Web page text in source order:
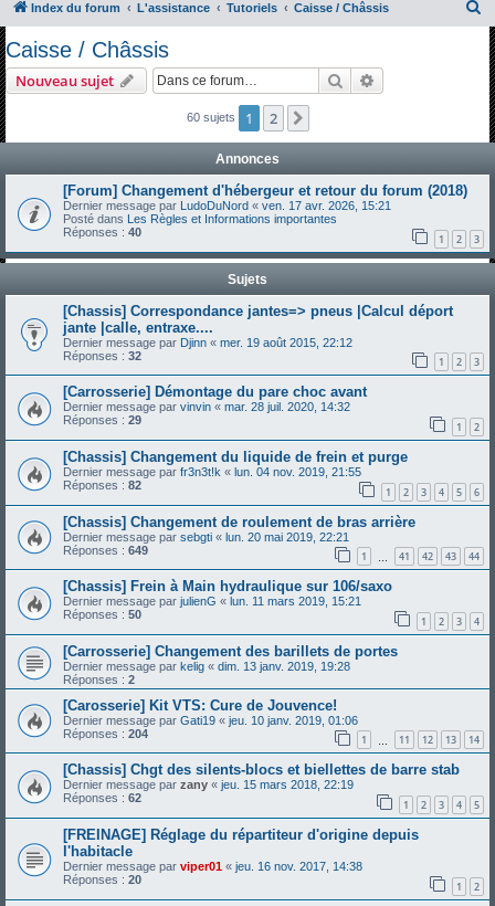
Index du forum L'assistance Tutoriels Caisse / Châssis
r
Caisse / Châssis
Nouveau sujet RechercherRecherche
60 sujets 1 2
Annonces
[Forum] Changement d'hébergeur et retour du forum (2018)
Dernier message par LudoDuNord « ven. 17 avr. 2026, 15:21
Posté dans Les Règles et Informations importantes
Réponses : 40 1 2 3
Sujets
[Chassis] Correspondance jantes=> pneus |Calcul déport
jante |calle, entraxe....
Dernier message par Djinn « mer. 19 août 2015, 22:12
Réponses : 32 1 2 3
[Carrosserie] Démontage du pare choc avant
Dernier message par vinvin « mar. 28 juil. 2020, 14:32
Réponses : 29 1 2
[Chassis] Changement du liquide de frein et purge
Dernier message par fr3n3t!k « lun. 04 nov. 2019, 21:55
Réponses : 82 1 2 3 4 5 6
[Chassis] Changement de roulement de bras arrière
Dernier message par sebgti « lun. 20 mai 2019, 22:21
Réponses : 649 1 41 42 43 44
[Chassis] Frein à Main hydraulique sur 106/saxo
Dernier message par julienG « lun. 11 mars 2019, 15:21
Réponses : 50 1 2 3 4
[Carrosserie] Changement des barillets de portes
Dernier message par kelig « dim. 13 janv. 2019, 19:28
Réponses : 2
[Carosserie] Kit VTS: Cure de Jouvence!
Dernier message par Gati19 « jeu. 10 janv. 2019, 01:06
Réponses : 204 1 11 12 13 14
[Chassis] Chgt des silents-blocs et biellettes de barre stab
Dernier message par zany « jeu. 15 mars 2018, 22:19
Réponses : 62 1 2 3 4 5
[FREINAGE] Réglage du répartiteur d'origine depuis
l'habitacle
Dernier message par viper01 « jeu. 16 nov. 2017, 14:38
Réponses : 20 1 2